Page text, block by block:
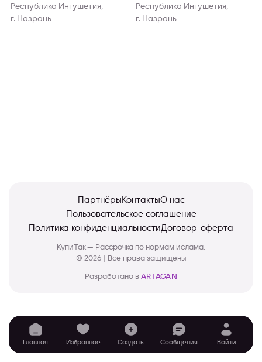
Республика Ингушетия,
г. Назрань
Республика Ингушетия,
г. Назрань
ПартнёрыКонтактыО нас
Пользовательское соглашение
Политика конфиденциальностиДоговор-оферта
КупиТак — Рассрочка по нормам ислама.
© 2026 | Все права защищены
Разработано в ARTAGAN
Главная Избранное Создать Сообщения Войти